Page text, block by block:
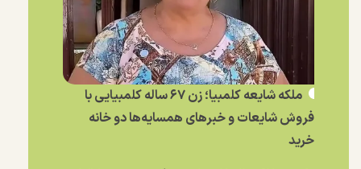
ملکه شایعه کلمبیا؛ زن ۶۷ ساله کلمبیایی با
فروش شایعات و خبر‌های همسایه‌ها دو خانه
خرید